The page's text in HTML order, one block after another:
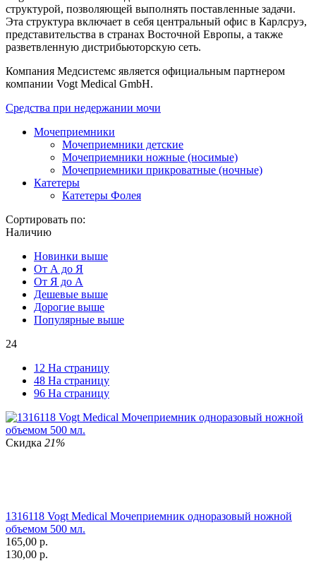
структурой, позволяющей выполнять поставленные задачи.
Эта структура включает в себя центральный офис в Карлсруэ,
представительства в странах Восточной Европы, а также
разветвленную дистрибьюторскую сеть.
Компания Медсистемс является официальным партнером
компании Vogt Medical GmbH.
Средства при недержании мочи
Мочеприемники
Мочеприемники детские
Мочеприемники ножные (носимые)
Мочеприемники прикроватные (ночные)
Катетеры
Катетеры Фолея
Сортировать по:
Наличию
Новинки выше
От А до Я
От Я до А
Дешевые выше
Дорогие выше
Популярные выше
24
12 На страницу
48 На страницу
96 На страницу
Скидка 21%
1316118 Vogt Medical Мочеприемник одноразовый ножной
объемом 500 мл.
165,00 р.
130,00 р.